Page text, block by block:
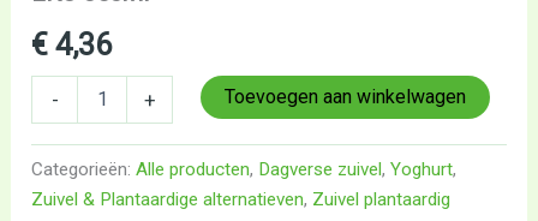
€ 4,36
- + Toevoegen aan winkelwagen
Categorieën:Alle producten, Dagverse zuivel,Yoghurt,
Zuivel & Plantaardige alternatieven, Zuivel plantaardig